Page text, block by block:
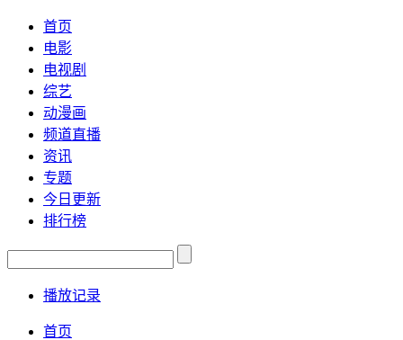
首页
电影
电视剧
综艺
动漫画
频道直播
资讯
专题
今日更新
排行榜
播放记录
首页